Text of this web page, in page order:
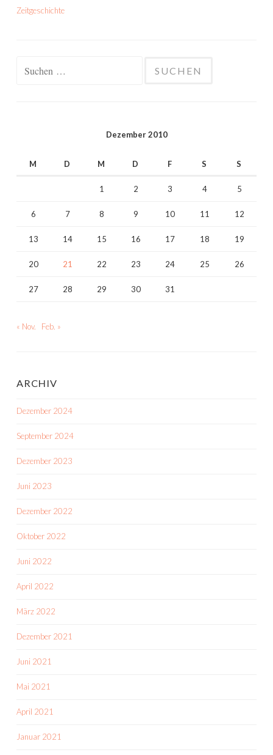
Zeitgeschichte
Dezember 2010
M D M D F S S
1 2 3 4 5
6 7 8 9 10 11 12
13 14 15 16 17 18 19
20 21 22 23 24 25 26
27 28 29 30 31
« Nov. Feb. »
ARCHIV
Dezember 2024
September 2024
Dezember 2023
Juni 2023
Dezember 2022
Oktober 2022
Juni 2022
April 2022
März 2022
Dezember 2021
Juni 2021
Mai 2021
April 2021
Januar 2021